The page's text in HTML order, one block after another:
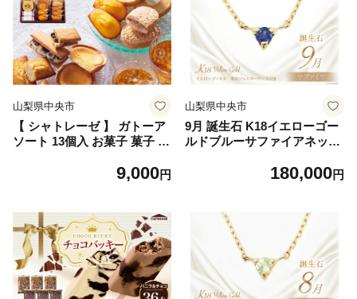
山梨県中央市
【 シャトレーゼ 】 ガトーア
ソート 13個入 お菓子 菓子 お
焼菓子 詰め合わせ 食べ比べ
ンシェ ダックワーズ クッキ
ー
9,000円
山梨県中央市
9月 誕生石 K18イエローゴー
ルドブルーサファイアネック
央市 21470835] アクセサリー
180,000円